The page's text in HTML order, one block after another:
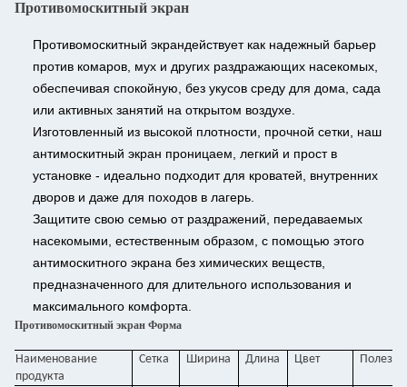
Противомоскитный экран
Противомоскитный экрандействует как надежный барьер
против комаров, мух и других раздражающих насекомых,
обеспечивая спокойную, без укусов среду для дома, сада
или активных занятий на открытом воздухе.
Изготовленный из высокой плотности, прочной сетки, наш
антимоскитный экран проницаем, легкий и прост в
установке - идеально подходит для кроватей, внутренних
дворов и даже для походов в лагерь.
Защитите свою семью от раздражений, передаваемых
насекомыми, естественным образом, с помощью этого
антимоскитного экрана без химических веществ,
предназначенного для длительного использования и
максимального комфорта.
Противомоскитный экран Форма
Наименование
продукта
Сетка Ширина Длина Цвет Полезно